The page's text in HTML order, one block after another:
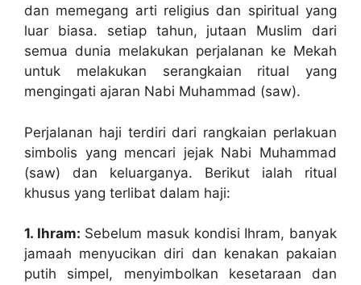
dan memegang arti religius dan spiritual yang
luar biasa. setiap tahun, jutaan Muslim dari
semua dunia melakukan perjalanan ke Mekah
untuk melakukan serangkaian ritual yang
mengingati ajaran Nabi Muhammad (saw).
Perjalanan haji terdiri dari rangkaian perlakuan
simbolis yang mencari jejak Nabi Muhammad
(saw) dan keluarganya. Berikut ialah ritual
khusus yang terlibat dalam haji:
1. Ihram: Sebelum masuk kondisi Ihram, banyak
jamaah menyucikan diri dan kenakan pakaian
putih simpel, menyimbolkan kesetaraan dan